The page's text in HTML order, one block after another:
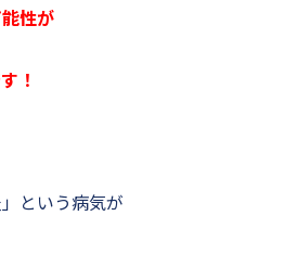
性が
！
という病気が